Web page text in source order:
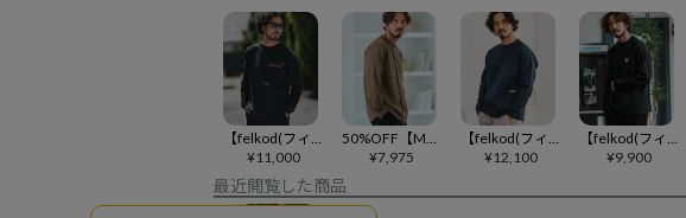
¥11,000
¥7,975
¥12,100
¥9,900
最近閲覧した商品